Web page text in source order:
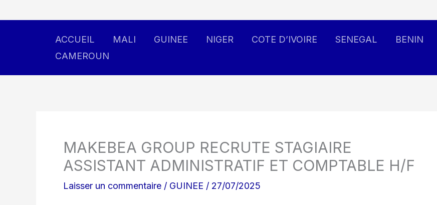
ACCUEIL MALI GUINEE NIGER COTE D’IVOIRE SENEGAL BENIN
CAMEROUN
MAKEBEA GROUP RECRUTE STAGIAIRE
ASSISTANT ADMINISTRATIF ET COMPTABLE H/F
Laisser un commentaire / GUINEE / 27/07/2025